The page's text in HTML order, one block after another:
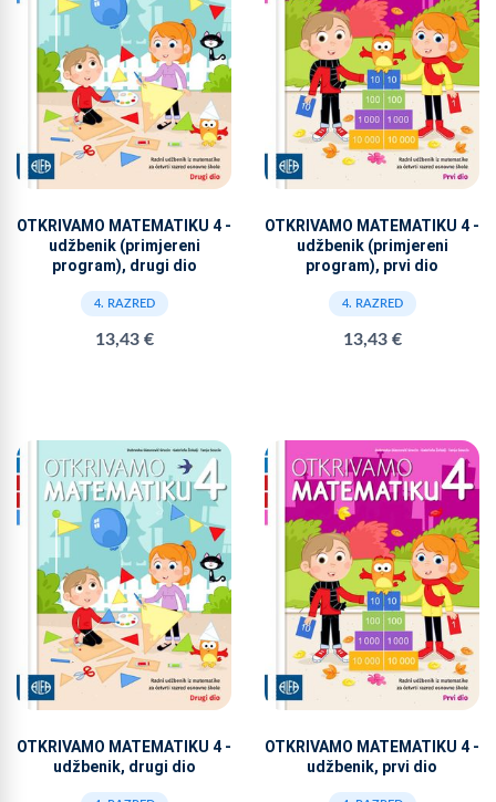
OTKRIVAMO MATEMATIKU 4 -
udžbenik (primjereni
program), drugi dio
4. RAZRED
13,43 €
OTKRIVAMO MATEMATIKU 4 -
udžbenik (primjereni
program), prvi dio
4. RAZRED
13,43 €
OTKRIVAMO MATEMATIKU 4 -
udžbenik, drugi dio
OTKRIVAMO MATEMATIKU 4 -
udžbenik, prvi dio